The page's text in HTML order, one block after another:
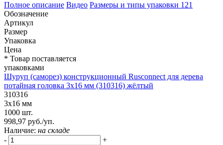
Полное описание Видео Размеры и типы упаковки 121
Обозначение
Артикул
Размер
Упаковка
Цена
* Товар поставляется
упаковками
Шуруп (саморез) конструкционный Rusconnect для дерева
потайная головка 3х16 мм (310316) жёлтый
310316
3х16 мм
1000 шт.
998,97 руб./уп.
Наличие: на складе
-
+